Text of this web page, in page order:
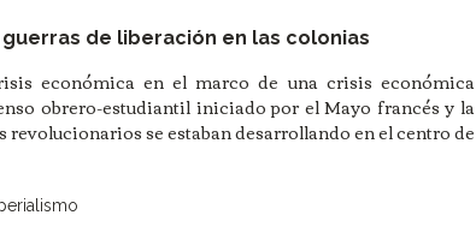
de liberación en las colonias
económica en el marco de una crisis económica
obrero-estudiantil iniciado por el Mayo francés y la
revolucionarios se estaban desarrollando en el centro de